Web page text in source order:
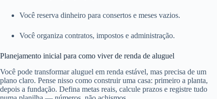
Você reserva dinheiro para consertos e meses vazios.
Você organiza contratos, impostos e administração.
Planejamento inicial para como viver de renda de aluguel
Você pode transformar aluguel em renda estável, mas precisa de um
plano claro. Pense nisso como construir uma casa: primeiro a planta,
depois a fundação. Defina metas reais, calcule prazos e registre tudo